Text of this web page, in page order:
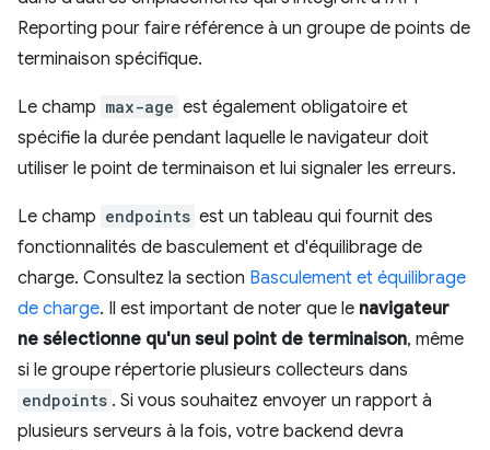
Reporting pour faire référence à un groupe de points de
terminaison spécifique.
Le champ max-age est également obligatoire et
spécifie la durée pendant laquelle le navigateur doit
utiliser le point de terminaison et lui signaler les erreurs.
Le champ endpoints est un tableau qui fournit des
fonctionnalités de basculement et d'équilibrage de
charge. Consultez la section Basculement et équilibrage
de charge. Il est important de noter que le navigateur
ne sélectionne qu'un seul point de terminaison, même
si le groupe répertorie plusieurs collecteurs dans
endpoints . Si vous souhaitez envoyer un rapport à
plusieurs serveurs à la fois, votre backend devra